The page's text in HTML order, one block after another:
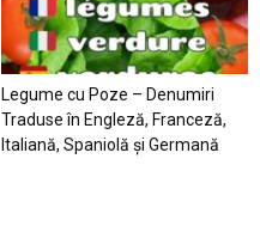
Legume cu Poze – Denumiri
Traduse în Engleză, Franceză,
Italiană, Spaniolă şi Germană